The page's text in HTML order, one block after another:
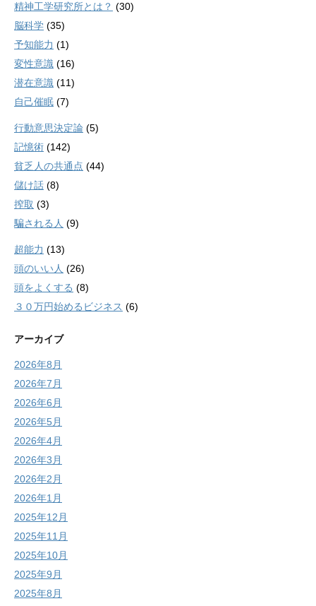
精神工学研究所とは？ (30)
脳科学 (35)
予知能力 (1)
変性意識 (16)
潜在意識 (11)
自己催眠 (7)
行動意思決定論 (5)
記憶術 (142)
貧乏人の共通点 (44)
儲け話 (8)
搾取 (3)
騙される人 (9)
超能力 (13)
頭のいい人 (26)
頭をよくする (8)
３０万円始めるビジネス (6)
アーカイブ
2026年8月
2026年7月
2026年6月
2026年5月
2026年4月
2026年3月
2026年2月
2026年1月
2025年12月
2025年11月
2025年10月
2025年9月
2025年8月